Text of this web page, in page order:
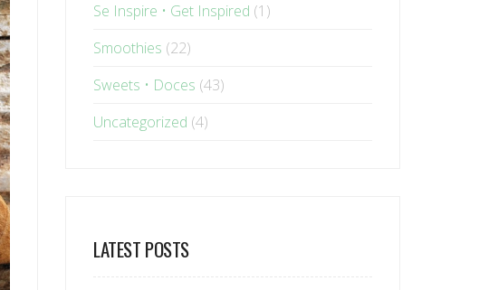
Se Inspire • Get Inspired (1)
Smoothies (22)
Sweets • Doces (43)
Uncategorized (4)
LATEST POSTS